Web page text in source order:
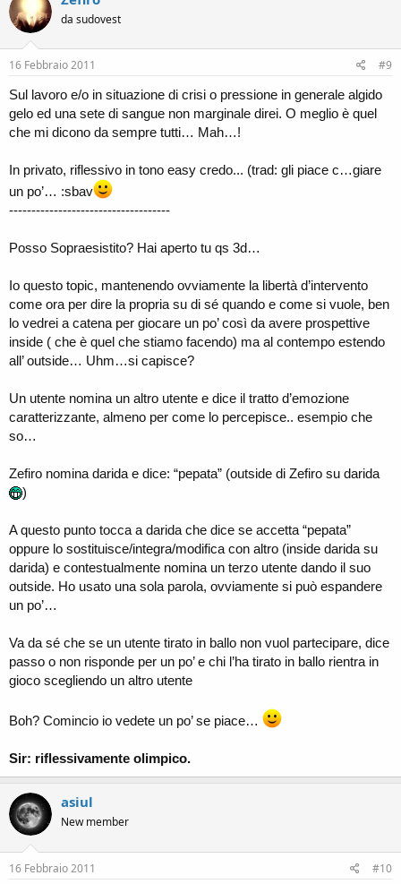
da sudovest
16 Febbraio 2011
#9
Sul lavoro e/o in situazione di crisi o pressione in generale algido
gelo ed una sete di sangue non marginale direi. O meglio è quel
che mi dicono da sempre tutti… Mah…!
In privato, riflessivo in tono easy credo... (trad: gli piace c…giare
un po’… :sbav
------------------------------------
Posso Sopraesistito? Hai aperto tu qs 3d…
Io questo topic, mantenendo ovviamente la libertà d’intervento
come ora per dire la propria su di sé quando e come si vuole, ben
lo vedrei a catena per giocare un po’ così da avere prospettive
inside ( che è quel che stiamo facendo) ma al contempo estendo
all’ outside… Uhm…si capisce?
Un utente nomina un altro utente e dice il tratto d’emozione
caratterizzante, almeno per come lo percepisce.. esempio che
so…
Zefiro nomina darida e dice: “pepata” (outside di Zefiro su darida
)
A questo punto tocca a darida che dice se accetta “pepata”
oppure lo sostituisce/integra/modifica con altro (inside darida su
darida) e contestualmente nomina un terzo utente dando il suo
outside. Ho usato una sola parola, ovviamente si può espandere
un po’…
Va da sé che se un utente tirato in ballo non vuol partecipare, dice
passo o non risponde per un po’ e chi l’ha tirato in ballo rientra in
gioco scegliendo un altro utente
Boh? Comincio io vedete un po’ se piace…
Sir: riflessivamente olimpico.
asiul
New member
16 Febbraio 2011 #10